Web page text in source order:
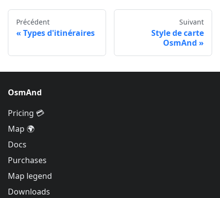
Précédent
Types d'itinéraires
Suivant
Style de carte
OsmAnd
OsmAnd
Pricing 💳
Map 🌍
Docs
Purchases
Map legend
Downloads